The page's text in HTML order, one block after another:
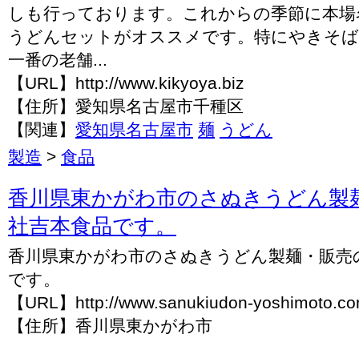
しも行っております。これからの季節に本
うどんセットがオススメです。特にやきそ
一番の老舗...
【URL】http://www.kikyoya.biz
【住所】愛知県名古屋市千種区
【関連】 愛知県名古屋市 麺 うどん
製造 > 食品
香川県東かがわ市のさぬきうどん製
社吉本食品です。
香川県東かがわ市のさぬきうどん製麺・販売
です。
【URL】http://www.sanukiudon-
【住所】香川県東かがわ市